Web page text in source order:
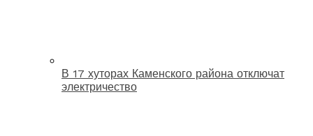
В 17 хуторах Каменского района отключат
электричество